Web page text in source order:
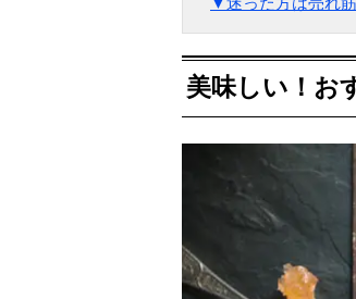
美味しい！お